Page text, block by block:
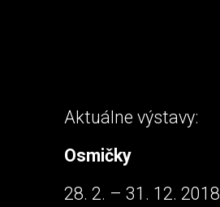
Aktuálne výstavy:
Osmičky
28. 2. – 31. 12. 2018